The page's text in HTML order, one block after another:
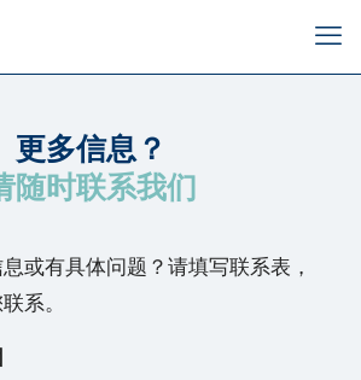
更多信息？
随时联系我们
或有具体问题？请填写联系表，
系。